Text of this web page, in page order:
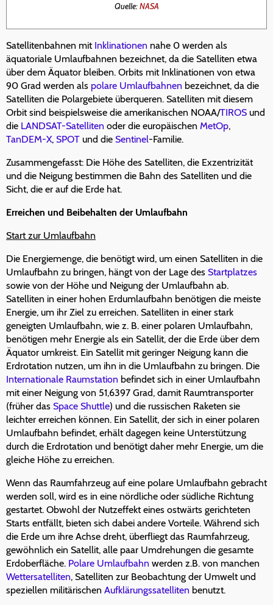
Quelle:NASA
Satellitenbahnen mit Inklinationen nahe 0 werden als
äquatoriale Umlaufbahnen bezeichnet, da die Satelliten etwa
über dem Äquator bleiben. Orbits mit Inklinationen von etwa
90 Grad werden als polare Umlaufbahnen bezeichnet, da die
Satelliten die Polargebiete überqueren. Satelliten mit diesem
Orbit sind beispielsweise die amerikanischen NOAA/TIROS und
die LANDSAT-Satelliten oder die europäischen MetOp,
TanDEM-X, SPOT und die Sentinel-Familie.
Zusammengefasst: Die Höhe des Satelliten, die Exzentrizität
und die Neigung bestimmen die Bahn des Satelliten und die
Sicht, die er auf die Erde hat.
Erreichen und Beibehalten der Umlaufbahn
Start zur Umlaufbahn
Die Energiemenge, die benötigt wird, um einen Satelliten in die
Umlaufbahn zu bringen, hängt von der Lage des Startplatzes
sowie von der Höhe und Neigung der Umlaufbahn ab.
Satelliten in einer hohen Erdumlaufbahn benötigen die meiste
Energie, um ihr Ziel zu erreichen. Satelliten in einer stark
geneigten Umlaufbahn, wie z. B. einer polaren Umlaufbahn,
benötigen mehr Energie als ein Satellit, der die Erde über dem
Äquator umkreist. Ein Satellit mit geringer Neigung kann die
Erdrotation nutzen, um ihn in die Umlaufbahn zu bringen. Die
Internationale Raumstation befindet sich in einer Umlaufbahn
mit einer Neigung von 51,6397 Grad, damit Raumtransporter
(früher das Space Shuttle) und die russischen Raketen sie
leichter erreichen können. Ein Satellit, der sich in einer polaren
Umlaufbahn befindet, erhält dagegen keine Unterstützung
durch die Erdrotation und benötigt daher mehr Energie, um die
gleiche Höhe zu erreichen.
Wenn das Raumfahrzeug auf eine polare Umlaufbahn gebracht
werden soll, wird es in eine nördliche oder südliche Richtung
gestartet. Obwohl der Nutzeffekt eines ostwärts gerichteten
Starts entfällt, bieten sich dabei andere Vorteile. Während sich
die Erde um ihre Achse dreht, überfliegt das Raumfahrzeug,
gewöhnlich ein Satellit, alle paar Umdrehungen die gesamte
Erdoberfläche. Polare Umlaufbahn werden z.B. von manchen
Wettersatelliten, Satelliten zur Beobachtung der Umwelt und
speziellen militärischen Aufklärungssatelliten benutzt.